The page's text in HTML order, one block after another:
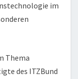
im
Thema
des ITZBund